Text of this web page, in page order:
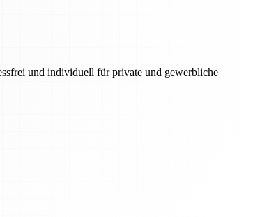
und individuell für private und gewerbliche